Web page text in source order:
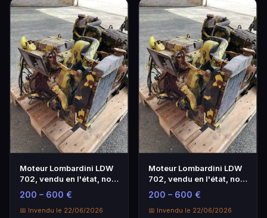
Moteur Lombardini LDW
702, vendu en l'état, non
testé, immob…
200 – 600 €
📅 Invendu le 22/06/2026
Moteur Lombardini LDW
702, vendu en l'état, non
testé, immob…
200 – 600 €
📅 Invendu le 22/06/2026